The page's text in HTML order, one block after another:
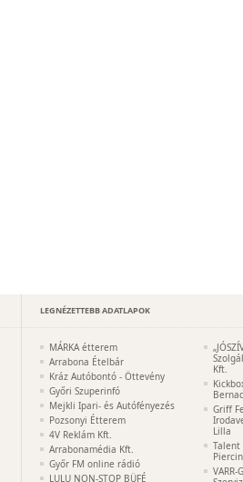
LEGNÉZETTEBB ADATLAPOK
MÁRKA étterem
Arrabona Ételbár
Kráz Autóbontó - Öttevény
Győri Szuperinfó
Mejkli Ipari- és Autófényezés
Pozsonyi Étterem
4V Reklám Kft.
Arrabonamédia Kft.
Győr FM online rádió
LULU NON-STOP BÜFÉ
Kft.
Griff
Lilla
Talent